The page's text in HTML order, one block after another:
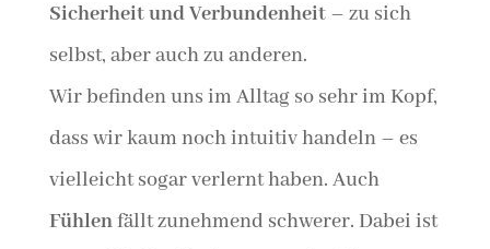
Sicherheit und Verbundenheit– zu sich
selbst, aber auch zu anderen.
Wir befinden uns im Alltag so sehr im Kopf,
dass wir kaum noch intuitiv handeln – es
vielleicht sogar verlernt haben. Auch
Fühlenfällt zunehmend schwerer. Dabei ist